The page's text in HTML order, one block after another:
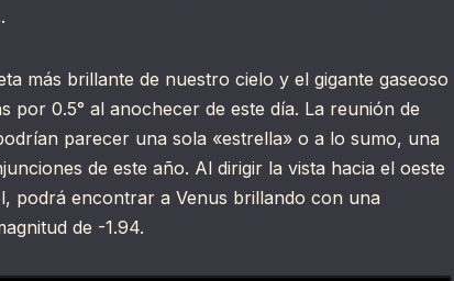
más brillante de nuestro cielo y el gigante gaseoso
por 0.5° al anochecer de este día. La reunión de
parecer una sola «estrella» o a lo sumo, una
de este año. Al dirigir la vista hacia el oeste
podrá encontrar a Venus brillando con una
de -1.94.